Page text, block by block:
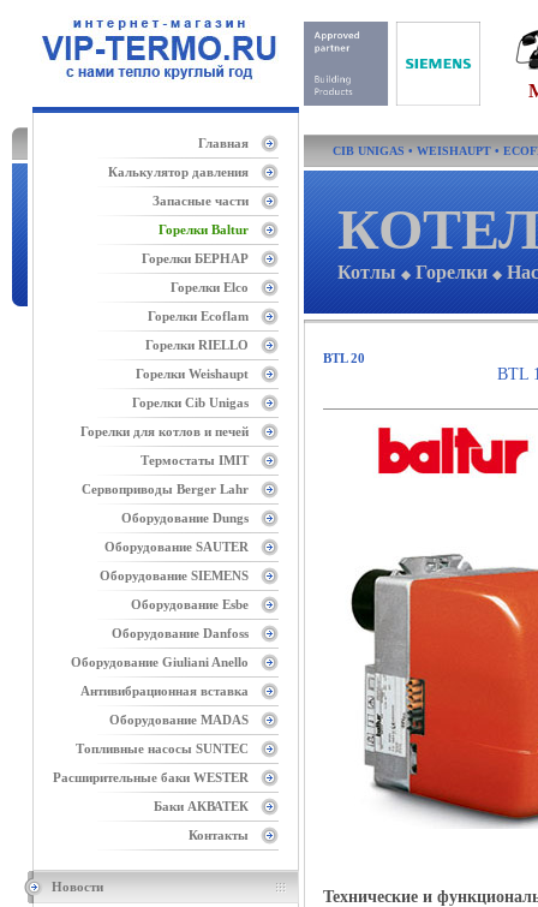
Главная
Калькулятор давления
Запасные части
Горелки Baltur
Горелки БЕРНАР
Горелки Elco
Горелки Ecoflam
Горелки RIELLO
Горелки Weishaupt
Горелки Cib Unigas
Горелки для котлов и печей
Термостаты IMIT
Сервоприводы Berger Lahr
Оборудование Dungs
Оборудование SAUTER
Оборудование SIEMENS
Оборудование Esbe
Оборудование Danfoss
Оборудование Giuliani Anello
Антивибрационная вставка
Оборудование MADAS
Топливные насосы SUNTEC
Расширительные баки WESTER
Баки АКВАТЕК
Контакты
Новости
CIB UNIGAS • WEISHAUPT •
Котлы ◆ Горелки ◆
BTL 20
BTL
Технические и